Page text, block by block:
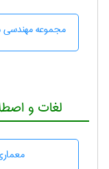
مجموعه مهندسی
لغات و